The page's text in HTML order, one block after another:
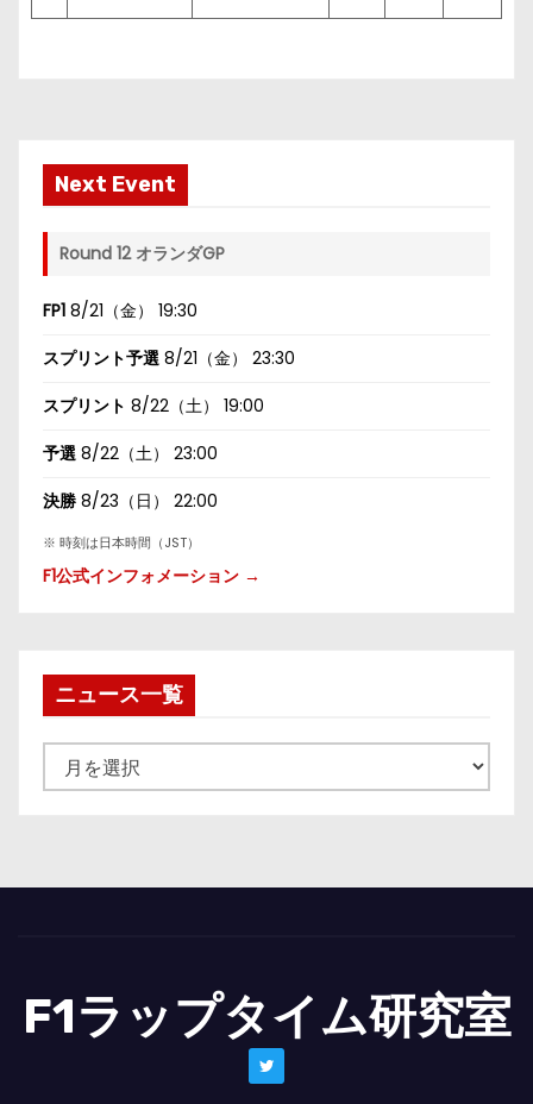
Next Event
Round 12 オランダGP
FP1 8/21（金） 19:30
スプリント予選 8/21（金） 23:30
スプリント 8/22（土） 19:00
予選 8/22（土） 23:00
決勝 8/23（日） 22:00
※ 時刻は日本時間（JST）
F1公式インフォメーション →
ニュース一覧
ュ
一
F1ラップタイム研究室